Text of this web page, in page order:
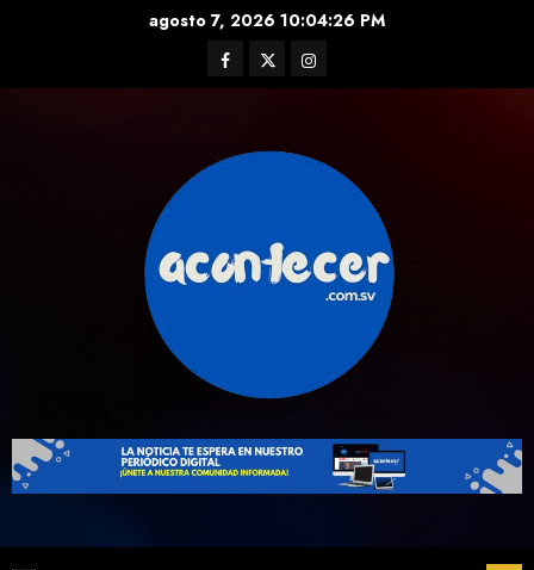
agosto 7, 2026 10:04:26 PM
Facebook
TwitterInstagram